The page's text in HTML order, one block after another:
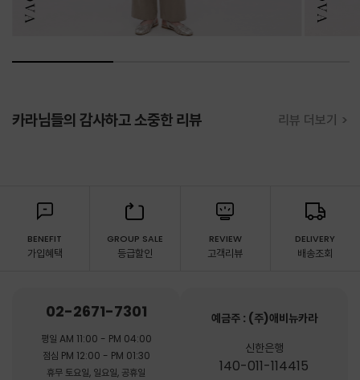
카라님들의 감사하고 소중한 리뷰 리뷰 더보기 >
BENEFIT
가입혜택
GROUP SALE
등급할인
REVIEW
고객리뷰
DELIVERY
배송조회
02-2671-7301
평일 AM 11:00 - PM 04:00
점심 PM 12:00 - PM 01:30
휴무 토요일, 일요일, 공휴일
예금주 : (주)애비뉴카라
신한은행
140-011-114415